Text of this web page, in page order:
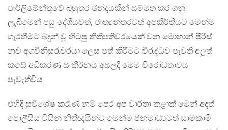
පාර්ලිමේන්තුවේ බහුතර ඡන්දයකින් සම්මත කර ගනු
ලැබීමෙන් පසු දේශීයවත්, ජාත්‍යන්තරවත් අපකීර්තියට මෙන්ම
ගැරහීමට බදුන් වූ හිටපු නීතිපතිවරයෙක් වන මොහාන් පීරිස්
නව අගවිනිසුරැවරයා ලෙස පත් කිරීමට විරැද්ධව පැවති අලුත්
කඩේ අධිකරණ සංකීර්නය අසලදී මෙම විරෝධතාවය
පැවැත්වීය.
එහිදී සුවිශේෂ කරැණ නම් පෙර අප වාර්තා කළාක් මෙන් අදත්
පොලීසිය විසින් නිතිඥයින්ට මෙන්ම ජනමාධ්‍යටත් සාමකාමී